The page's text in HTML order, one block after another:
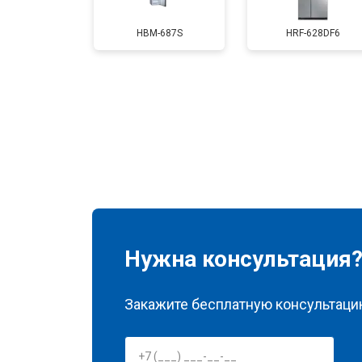
Замена мотор-компрессора
HBM-687S HRF-628DF6
Нужна консультация?
Закажите бесплатную